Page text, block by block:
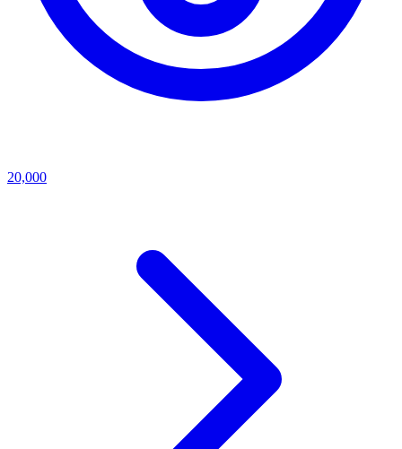
20,000